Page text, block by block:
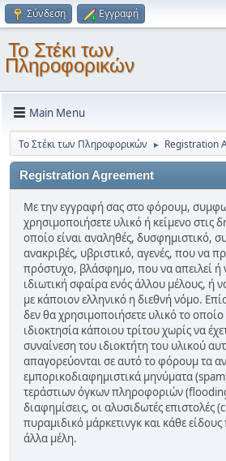
Σύνδεση Εγγραφή
Το Στέκι των
Πληροφορικών
Main Menu
Το Στέκι των Πληροφορικών ► Registration
Registration Agreement
Με την εγγραφή σας στο φόρουμ,
χρησιμοποιήσετε υλικό ή κείμενο στις
οποίο είναι αναληθές, δυσφημιστικό,
ανακριβές, υβριστικό, αγενές, που να
πρόστυχο, βλάσφημο, που να απειλεί ή
ιδιωτική σφαίρα ενός άλλου μέλους, ή
με κάποιον ελληνικό η διεθνή νόμο.
δεν θα χρησιμοποιήσετε υλικό το
ιδιοκτησία κάποιου τρίτου χωρίς να
συναίνεση του ιδιοκτήτη του υλικού
απαγορεύονται σε αυτό το φόρουμ τα
εμπορικοδιαφημιστικά μηνύματα
τεράστιων όγκων πληροφοριών
διαφημίσεις, οι αλυσιδωτές επιστολές
πυραμιδικό μάρκετινγκ και κάθε
άλλα μέλη.